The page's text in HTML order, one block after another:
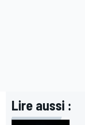
Lire aussi :